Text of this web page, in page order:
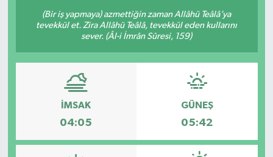
(Bir iş yapmaya) azmettiğin zaman Allâhü Teâlâ’ya
tevekkül et. Zira Allâhü Teâlâ, tevekkül eden kullarını
sever. (Âl-i İmrân Sûresi, 159)
İMSAK
04:05
GÜNEŞ
05:42